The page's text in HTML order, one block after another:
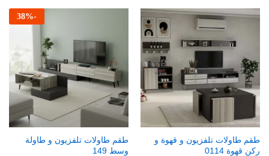
طقم طاولات تلفزيون و قهوة و
ركن قهوة 0114
-
38%
طقم طاولات تلفزيون و طاولة
وسط 149